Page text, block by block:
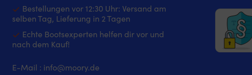
Bestellungen vor 12:30 Uhr: Versand am
selben Tag, Lieferung in 2 Tagen
Echte Bootsexperten helfen dir vor und
nach dem Kauf!
E-Mail : info@moory.de